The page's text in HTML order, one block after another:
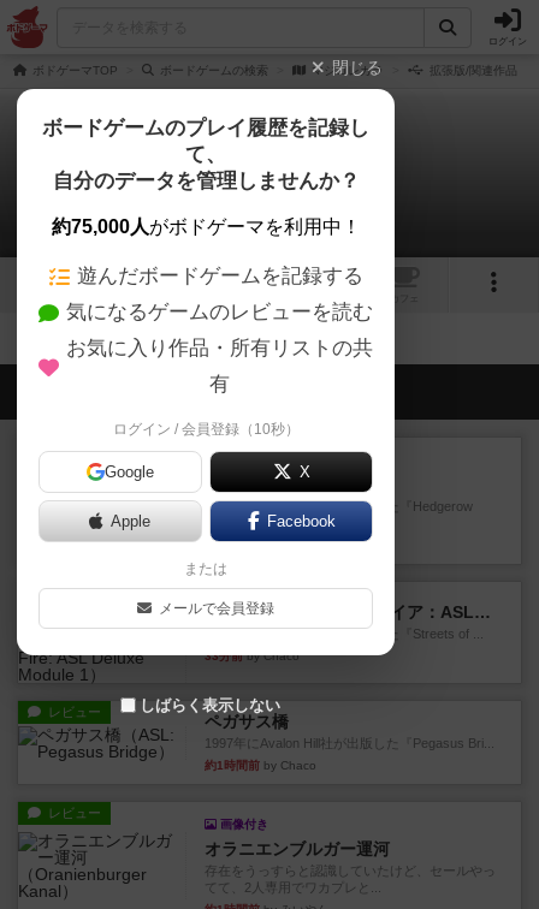
ログイン
ボドゲーマTOP ボードゲームの検索 マジコレカラ 拡張版/関連作品
マジコレカラ
拡張/関連作品 0件
2
会員の新しい投稿
レビュー
ヘッジロウ・ヘル
1987年にAvalon Hill社が出版した『Hedgerow
15分前by Chaco
レビュー
ストリート・オブ・ファイア：ASLデラックスモジュール1
1985年にAvalon Hill社が出版した『Streets of ...
33分前by Chaco
レビュー ペガサス橋
1997年にAvalon Hill社が出版した『Pegasus Bri...
約1時間前 by Chaco
レビュー
画像付き
オラニエンブルガー運河
存在をうっすらと認識していたけど、セールやっ
てて、2人専用でワカプレと...
閉じる
ボードゲームのプレイ履歴を記録し
て、
自分のデータを管理しませんか？
約75,000人がボドゲーマを利用中！
遊んだボードゲームを記録する
気になるゲームのレビューを読む
お気に入り作品・所有リストの共
有
ログイン / 会員登録（10秒）
Google X
Apple Facebook
または
メールで会員登録
しばらく表示しない